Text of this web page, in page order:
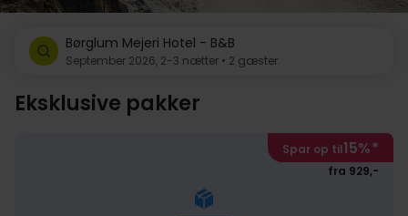
Børglum Mejeri Hotel - B&B
September 2026, 2-3 nætter • 2 gæster
Eksklusive pakker
Spar op til15%*
fra 929,-